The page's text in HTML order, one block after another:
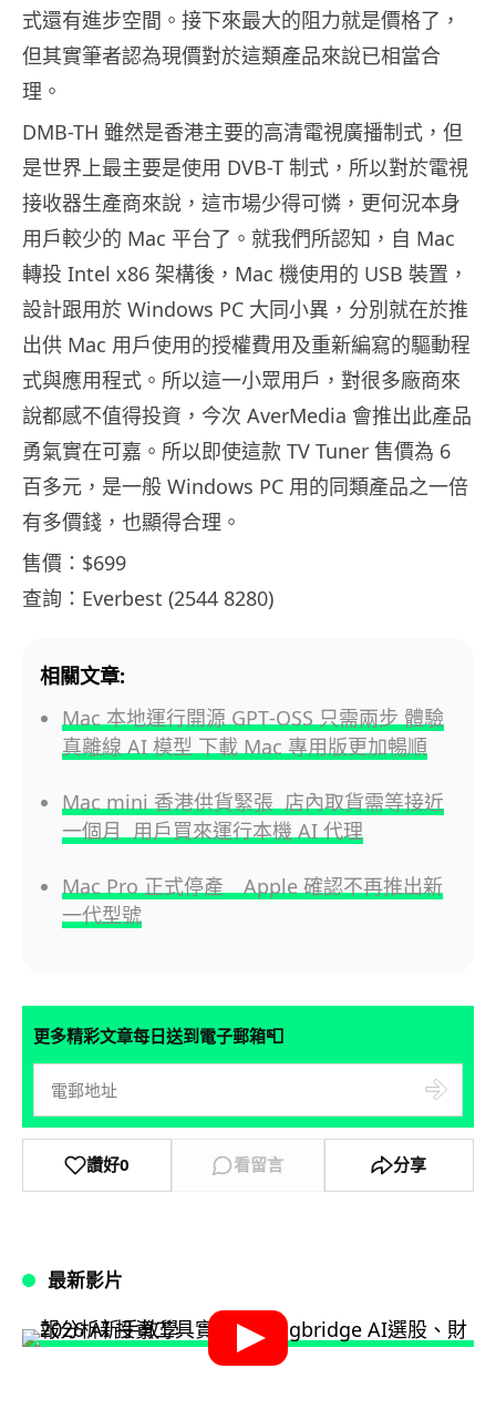
式還有進步空間。接下來最大的阻力就是價格了，
但其實筆者認為現價對於這類產品來說已相當合
理。
DMB-TH 雖然是香港主要的高清電視廣播制式，但
是世界上最主要是使用 DVB-T 制式，所以對於電視
接收器生產商來說，這市場少得可憐，更何況本身
用戶較少的 Mac 平台了。就我們所認知，自 Mac
轉投 Intel x86 架構後，Mac 機使用的 USB 裝置，
設計跟用於 Windows PC 大同小異，分別就在於推
出供 Mac 用戶使用的授權費用及重新編寫的驅動程
式與應用程式。所以這一小眾用戶，對很多廠商來
說都感不值得投資，今次 AverMedia 會推出此產品
勇氣實在可嘉。所以即使這款 TV Tuner 售價為 6
百多元，是一般 Windows PC 用的同類產品之一倍
有多價錢，也顯得合理。
售價：$699
查詢：Everbest (2544 8280)
相關文章:
Mac 本地運行開源 GPT‑OSS 只需兩步 體驗
真離線 AI 模型 下載 Mac 專用版更加暢順
Mac mini 香港供貨緊張 店內取貨需等接近
一個月 用戶買來運行本機 AI 代理
Mac Pro 正式停產 Apple 確認不再推出新
一代型號
更多精彩文章每日送到電子郵箱📮
讚好0 看留言 分享
最新影片